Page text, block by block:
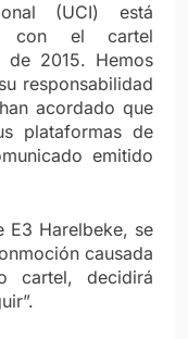
(UCI) está
con el cartel
de 2015. Hemos
responsabilidad
acordado que
plataformas de
emitido
E3 Harelbeke, se
causada
cartel, decidirá